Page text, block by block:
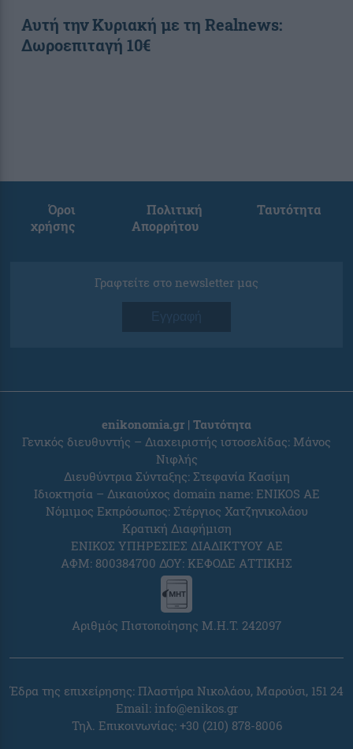
Αυτή την Κυριακή με τη Realnews:
Δωροεπιταγή 10€
Όροι
χρήσης
Πολιτική
Απορρήτου
Ταυτότητα
Γραφτείτε στο newsletter μας
Εγγραφή
enikonomia.gr | Ταυτότητα
Γενικός διευθυντής – Διαχειριστής ιστοσελίδας: Μάνος
Νιφλής
Διευθύντρια Σύνταξης: Στεφανία Κασίμη
Ιδιοκτησία – Δικαιούχος domain name: ENIKOS AE
Νόμιμος Εκπρόσωπος: Στέργιος Χατζηνικολάου
Κρατική Διαφήμιση
ΕΝΙΚΟΣ ΥΠΗΡΕΣΙΕΣ ΔΙΑΔΙΚΤΥΟΥ ΑΕ
ΑΦΜ: 800384700 ΔΟΥ: ΚΕΦΟΔΕ ΑΤΤΙΚΗΣ
Αριθμός Πιστοποίησης Μ.Η.Τ. 242097
Έδρα της επιχείρησης: Πλαστήρα Νικολάου, Μαρούσι, 151 24
Email: info@enikos.gr
Τηλ. Επικοινωνίας: +30 (210) 878-8006